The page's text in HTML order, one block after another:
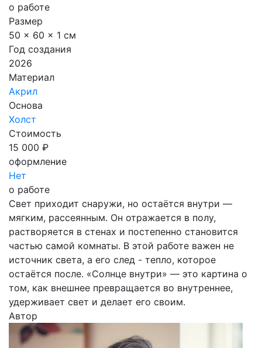
о работе
Размер
50 x 60 x 1 см
Год создания
2026
Материал
Акрил
Основа
Холст
Стоимость
15 000 ₽
оформление
Нет
о работе
Свет приходит снаружи, но остаётся внутри —
мягким, рассеянным. Он отражается в полу,
растворяется в стенах и постепенно становится
частью самой комнаты. В этой работе важен не
источник света, а его след - тепло, которое
остаётся после. «Солнце внутри» — это картина о
том, как внешнее превращается во внутреннее,
удерживает свет и делает его своим.
Автор